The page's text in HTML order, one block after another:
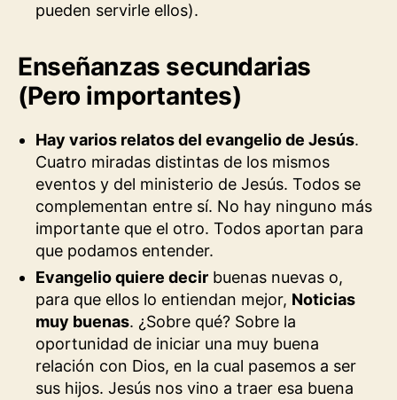
pueden servirle ellos).
Enseñanzas secundarias
(Pero importantes)
Hay varios relatos del evangelio de Jesús.
Cuatro miradas distintas de los mismos
eventos y del ministerio de Jesús. Todos se
complementan entre sí. No hay ninguno más
importante que el otro. Todos aportan para
que podamos entender.
Evangelio quiere decir buenas nuevas o,
para que ellos lo entiendan mejor, Noticias
muy buenas. ¿Sobre qué? Sobre la
oportunidad de iniciar una muy buena
relación con Dios, en la cual pasemos a ser
sus hijos. Jesús nos vino a traer esa buena